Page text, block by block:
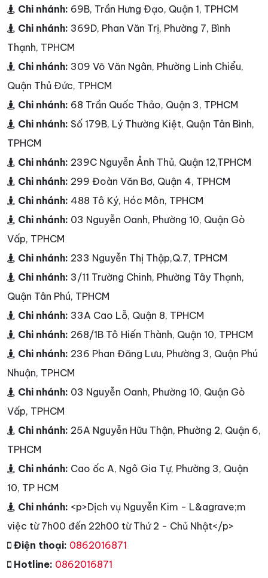
Chi nhánh: 69B, Trần Hưng Đạo, Quận 1, TPHCM
Chi nhánh: 369D, Phan Văn Trị, Phường 7, Bình
Thạnh, TPHCM
Chi nhánh: 309 Võ Văn Ngân, Phường Linh Chiểu,
Quận Thủ Đức, TPHCM
Chi nhánh: 68 Trần Quốc Thảo, Quận 3, TPHCM
Chi nhánh: Số 179B, Lý Thường Kiệt, Quận Tân Bình,
TPHCM
Chi nhánh: 239C Nguyễn Ảnh Thủ, Quận 12,TPHCM
Chi nhánh: 299 Đoàn Văn Bơ, Quận 4, TPHCM
Chi nhánh: 488 Tô Ký, Hóc Môn, TPHCM
Chi nhánh: 03 Nguyễn Oanh, Phường 10, Quận Gò
Vấp, TPHCM
Chi nhánh: 233 Nguyễn Thị Thập,Q.7, TPHCM
Chi nhánh: 3/11 Trường Chinh, Phường Tây Thạnh,
Quận Tân Phú, TPHCM
Chi nhánh: 33A Cao Lỗ, Quận 8, TPHCM
Chi nhánh: 268/1B Tô Hiến Thành, Quận 10, TPHCM
Chi nhánh: 236 Phan Đăng Lưu, Phường 3, Quận Phú
Nhuận, TPHCM
Chi nhánh: 03 Nguyễn Oanh, Phường 10, Quận Gò
Vấp, TPHCM
Chi nhánh: 25A Nguyễn Hữu Thận, Phường 2, Quận 6,
TPHCM
Chi nhánh: Cao ốc A, Ngô Gia Tự, Phường 3, Quận
10, TP HCM
Chi nhánh: <p>Dịch vụ Nguyễn Kim - L&agrave;m
việc từ 7h00 đến 22h00 từ Thứ 2 - Chủ Nhật</p>
Điện thoại: 0862016871
Hotline: 0862016871